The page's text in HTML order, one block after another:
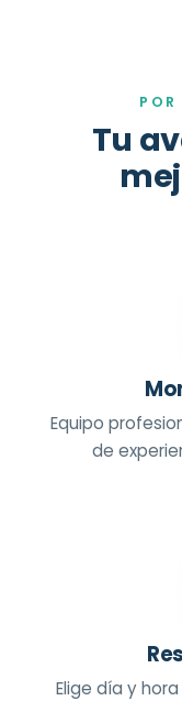
Tu
Equipo
de
Elige día y